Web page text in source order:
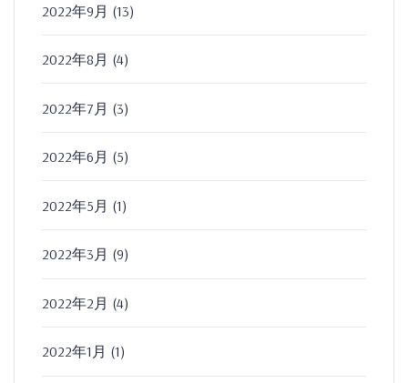
2022年9月 (13)
2022年8月 (4)
2022年7月 (3)
2022年6月 (5)
2022年5月 (1)
2022年3月 (9)
2022年2月 (4)
2022年1月 (1)